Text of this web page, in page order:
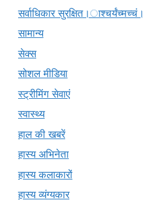
सर्वाधिकार सुरक्षित।ाश्चर्यंच्मच्चं।
सामान्य
सेक्स
सोशल मीडिया
स्ट्रीमिंग सेवाएं
स्वास्थ्य
हाल की खबरें
हास्य अभिनेता
हास्य कलाकारों
हास्य व्यंग्यकार